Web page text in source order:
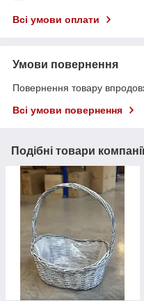
Всі умови оплати
Умови повернення
Повернення товару
Всі умови повернення
Подібні товари